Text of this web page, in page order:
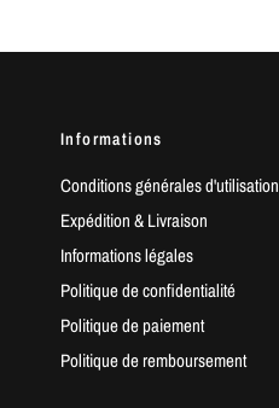
Informations
Conditions générales d'utilisation
Expédition & Livraison
Informations légales
Politique de confidentialité
Politique de paiement
Politique de remboursement